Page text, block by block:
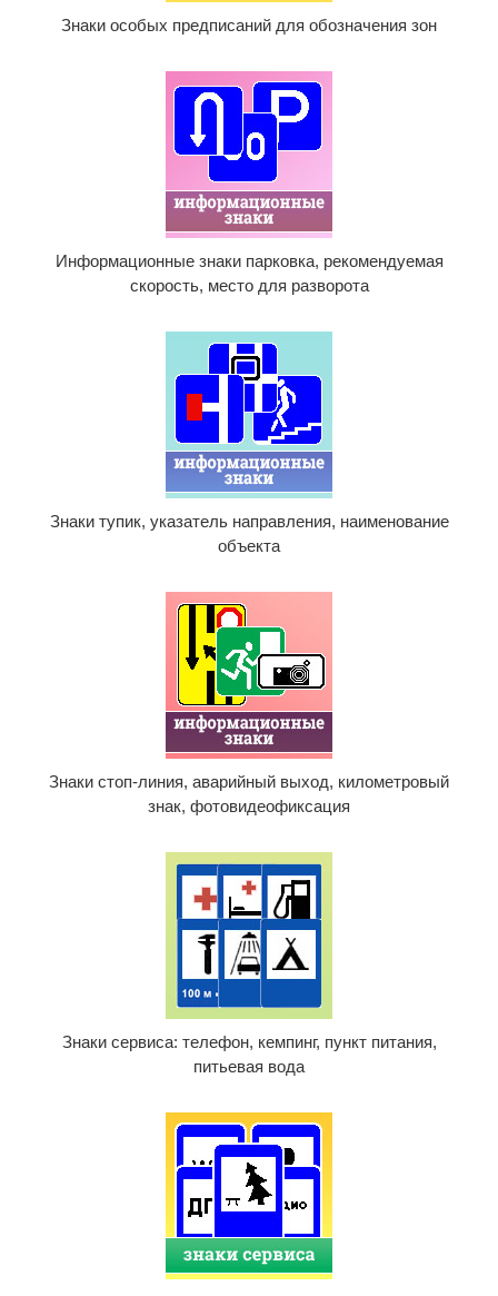
Знаки особых предписаний для обозначения зон
Информационные знаки парковка, рекомендуемая
скорость, место для разворота
Знаки тупик, указатель направления, наименование
объекта
Знаки стоп-линия, аварийный выход, километровый
знак, фотовидеофиксация
Знаки сервиса: телефон, кемпинг, пункт питания,
питьевая вода